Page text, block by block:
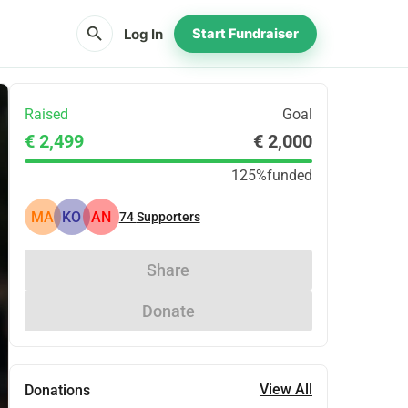
search Log In Start Fundraiser
Raised Goal
€ 2,499 € 2,000
125%funded
MA KO AN 74Supporters
Share
Donate
Donations View All